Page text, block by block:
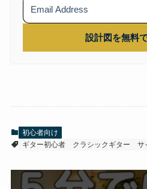
設計図を無料
初心者向け
ギター初心者
クラシックギター サ